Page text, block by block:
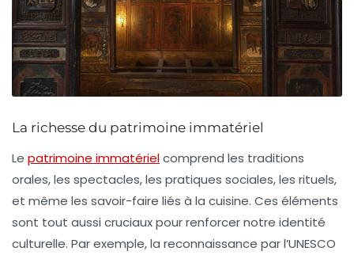
La richesse du patrimoine immatériel
Le patrimoine immatérielcomprend les traditions
orales, les spectacles, les pratiques sociales, les rituels,
et même les savoir-faire liés à la cuisine. Ces éléments
sont tout aussi cruciaux pour renforcer notre identité
culturelle. Par exemple, la reconnaissance par l’UNESCO